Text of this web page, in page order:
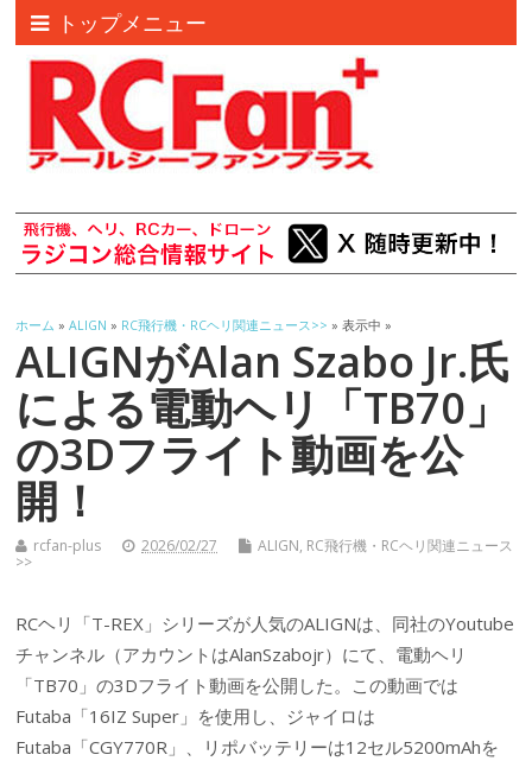
トップメニュー
ホーム »ALIGN » RC飛行機・RCヘリ関連ニュース>> » 表示中 »
ALIGNがAlan Szabo Jr.氏
による電動ヘリ「TB70」
の3Dフライト動画を公
開！
rcfan-plus 2026/02/27 ALIGN, RC飛行機・RCヘリ関連ニュース
>>
RCヘリ「T-REX」シリーズが人気のALIGNは、同社のYoutube
チャンネル（アカウントはAlanSzabojr）にて、電動ヘリ
「TB70」の3Dフライト動画を公開した。この動画では
Futaba「16IZ Super」を使用し、ジャイロは
Futaba「CGY770R」、リポバッテリーは12セル5200mAhを